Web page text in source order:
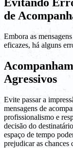
Evitando
de
Embora as
eficazes, há alguns
Agressivos
Evite passar a
mensagens de
profissionalismo e
decisão do
espaço de tempo
prejudicar as chances